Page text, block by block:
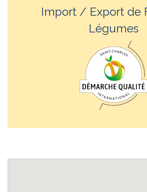
Import / Export de
Légumes